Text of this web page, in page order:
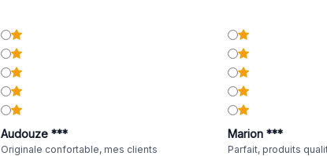
Audouze ***
Originale confortable, mes clients
Marion ***
Parfait, produits